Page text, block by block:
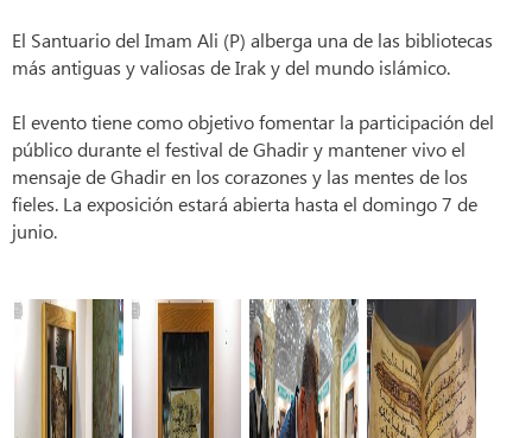
El Santuario del Imam Ali (P) alberga una de las bibliotecas
más antiguas y valiosas de Irak y del mundo islámico.
El evento tiene como objetivo fomentar la participación del
público durante el festival de Ghadir y mantener vivo el
mensaje de Ghadir en los corazones y las mentes de los
fieles. La exposición estará abierta hasta el domingo 7 de
junio.